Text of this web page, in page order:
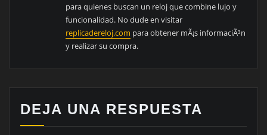
para quienes buscan un reloj que combine lujo y
funcionalidad. No dude en visitar
replicadereloj.com para obtener mÃ¡s informaciÃ³n
y realizar su compra.
DEJA UNA RESPUESTA